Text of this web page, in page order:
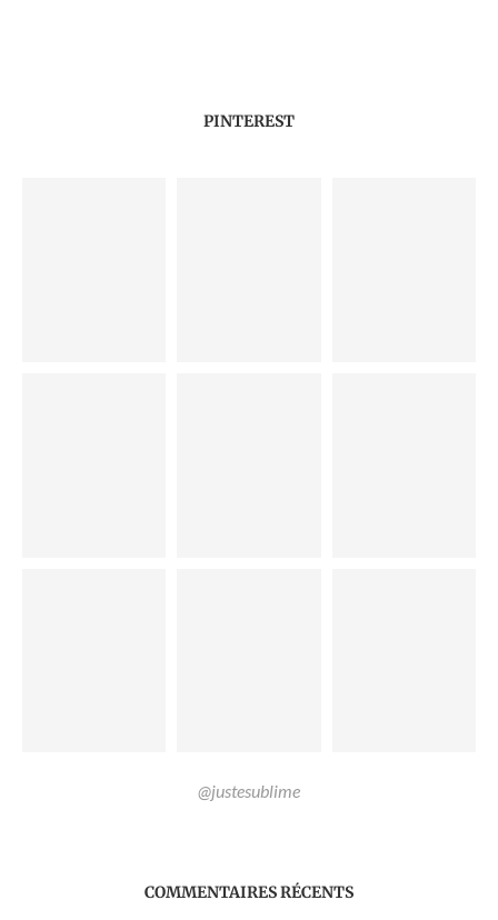
PINTEREST
@justesublime
COMMENTAIRES RÉCENTS